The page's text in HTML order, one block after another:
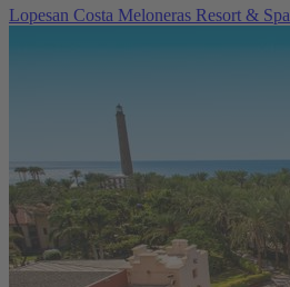
Lopesan Costa Meloneras Resort & Spa